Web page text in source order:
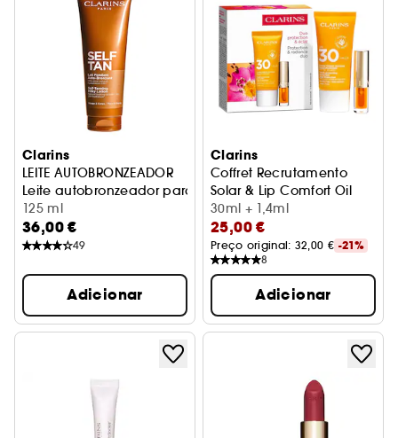
Clarins
LEITE AUTOBRONZEADOR
Leite autobronzeador para rostro e corpo
125 ml
36,00 €
49
Adicionar
Clarins
Coffret Recrutamento
Solar & Lip Comfort Oil
Coffret Hidratação e
30ml + 1,4ml
25,00 €
Preço original: 32,00 € -21%
8
Adicionar